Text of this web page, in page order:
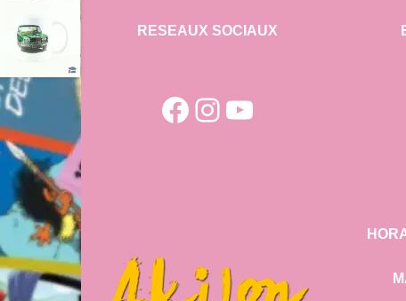
RESEAUX SOCIAUX
Facebook
Instagram
YouTube